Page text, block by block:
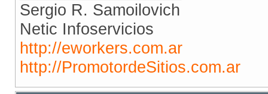
Sergio R. Samoilovich
Netic Infoservicios
http://eworkers.com.ar
http://PromotordeSitios.com.ar